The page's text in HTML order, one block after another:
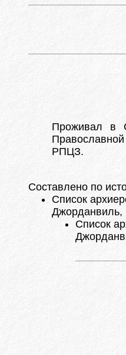
Проживал в
РПЦЗ.
Составлено по
Список
Джорданвиль,
Список